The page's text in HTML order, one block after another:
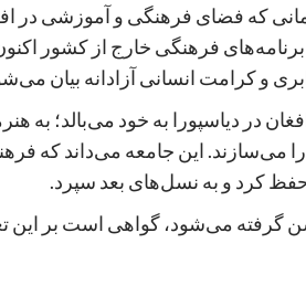
که فضای فرهنگی و آموزشی در
فرهنگی خارج از کشور
و کرامت انسانی آزادانه بیان
در دیاسپورا به خود می‌بالد؛ به
را می‌سازند. این جامعه می‌داند که
کرد و به نسل‌های بعد سپرد.
گرفته می‌شود، گواهی است بر این